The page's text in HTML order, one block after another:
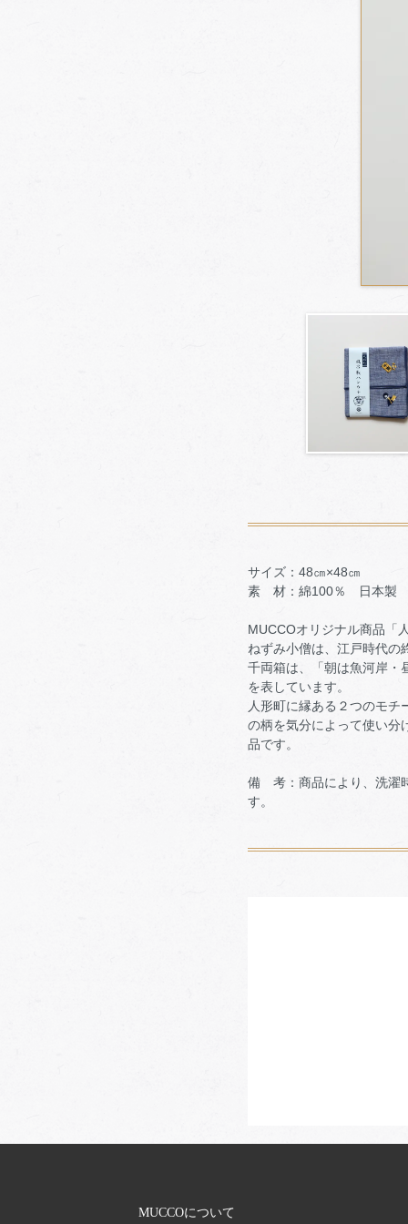
サイズ：48㎝×48㎝
素 材：綿100％ 日本製
MUCCOオリジナル商品「
ねずみ小僧は、江戸時代の
千両箱は、「朝は魚河岸・
を表しています。
人形町に縁ある２つのモチ
の柄を気分によって使い分
品です。
備 考：商品により、洗濯
す。
MUCCOについて